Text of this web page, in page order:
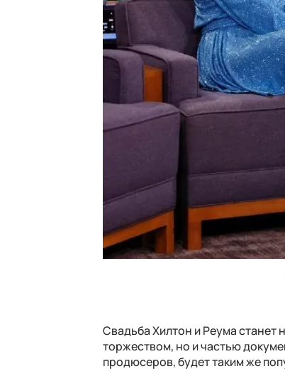
Свадьба Хилтон и Реума станет
торжеством, но и частью
продюсеров, будет таким же